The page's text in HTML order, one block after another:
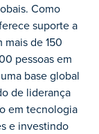
Como
suporte a
de 150
pessoas em
base global
de liderança
em tecnologia
e investindo